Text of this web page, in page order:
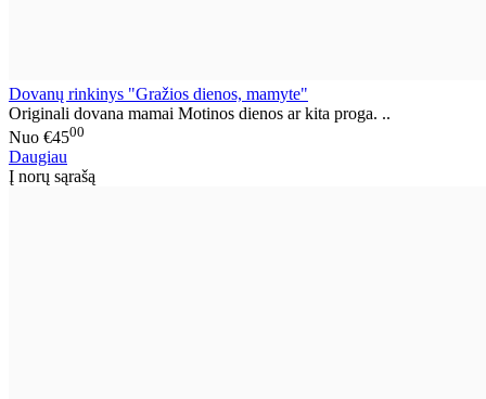
Dovanų rinkinys "Gražios dienos, mamyte"
Originali dovana mamai Motinos dienos ar kita proga. ..
Nuo €4500
Daugiau
Į norų sąrašą